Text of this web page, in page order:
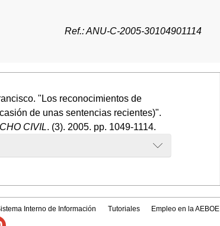
Ref.: ANU-C-2005-30104901114
"Los reconocimientos de
de unas sentencias recientes)".
CIVIL. (3). 2005. pp. 1049-1114.
Interno de Información Tutoriales Empleo en la AEBOE